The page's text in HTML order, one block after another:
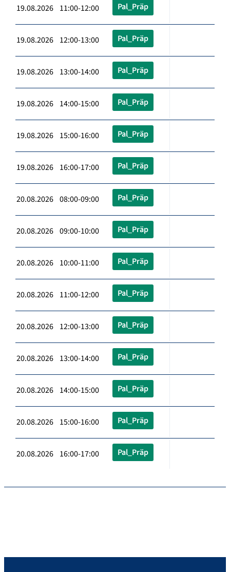
19.08.2026 11:00-12:00 Pal_Präp
19.08.2026 12:00-13:00 Pal_Präp
19.08.2026 13:00-14:00 Pal_Präp
19.08.2026 14:00-15:00 Pal_Präp
19.08.2026 15:00-16:00 Pal_Präp
19.08.2026 16:00-17:00 Pal_Präp
20.08.2026 08:00-09:00 Pal_Präp
20.08.2026 09:00-10:00 Pal_Präp
20.08.2026 10:00-11:00 Pal_Präp
20.08.2026 11:00-12:00 Pal_Präp
20.08.2026 12:00-13:00 Pal_Präp
20.08.2026 13:00-14:00 Pal_Präp
20.08.2026 14:00-15:00 Pal_Präp
20.08.2026 15:00-16:00 Pal_Präp
20.08.2026 16:00-17:00 Pal_Präp